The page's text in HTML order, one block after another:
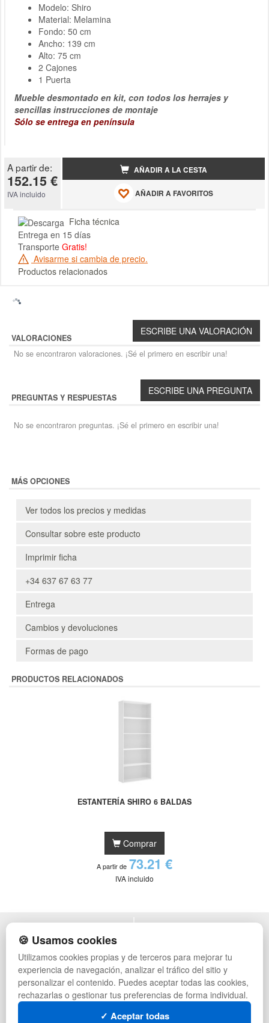
Modelo: Shiro
Material: Melamina
Fondo: 50 cm
Ancho: 139 cm
Alto: 75 cm
2 Cajones
1 Puerta
Mueble desmontado en kit, con todos los herrajes y
sencillas instrucciones de montaje
Sólo se entrega en península
A partir de:
152.15 €
IVA incluido
AÑADIR A LA CESTA
AÑADIR A FAVORITOS
Ficha técnica
Entrega en 15 días
Transporte Gratis!
Avisarme si cambia de precio.
Productos relacionados
VALORACIONES
No se encontraron valoraciones. ¡Sé el primero en escribir una!
PREGUNTAS Y RESPUESTAS
No se encontraron preguntas. ¡Sé el primero en escribir una!
MÁS OPCIONES
Ver todos los precios y medidas
Consultar sobre este producto
Imprimir ficha
+34 637 67 63 77
Entrega
Cambios y devoluciones
Formas de pago
PRODUCTOS RELACIONADOS
ESTANTERÍA SHIRO 6 BALDAS
Comprar
A partir de 73.21 €
IVA incluido
POLÍTICA DE PRIVACIDAD
CONDICIONES DE USO
CAMBIOS Y DEVOLUCIONES
CONTACTO
QUIENES SOMOS
MAPA WEB
PREGUNTAS FRECUENTES
MUEBLES VINTAGE
MUEBLES HOSTELERÍA
SUMINISTROS HOSTELERÍA
TIENDA DE DEPORTES
LOTES DE NAVIDAD
🍪 Usamos cookies
Utilizamos cookies propias y de terceros para mejorar tu
experiencia de navegación, analizar el tráfico del sitio y
personalizar el contenido. Puedes aceptar todas las cookies,
rechazarlas o gestionar tus preferencias de forma individual.
✓ Aceptar todas